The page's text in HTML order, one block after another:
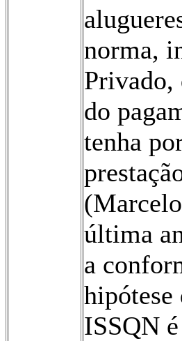
norma,
Privado,
do
tenha
última
a
ISSQN